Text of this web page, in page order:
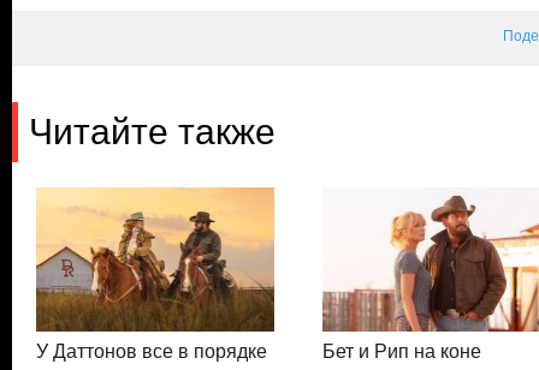
Читайте также
У Даттонов все в порядке Бет и Рип на коне